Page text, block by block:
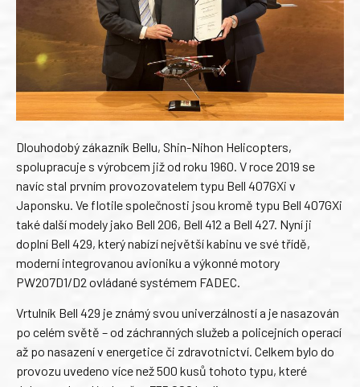
Dlouhodobý zákazník Bellu, Shin-Nihon Helicopters,
spolupracuje s výrobcem již od roku 1960. V roce 2019 se
navíc stal prvním provozovatelem typu Bell 407GXi v
Japonsku. Ve flotile společnosti jsou kromě typu Bell 407GXi
také další modely jako Bell 206, Bell 412 a Bell 427. Nyní ji
doplní Bell 429, který nabízí největší kabinu ve své třídě,
moderní integrovanou avioniku a výkonné motory
PW207D1/D2 ovládané systémem FADEC.
Vrtulník Bell 429 je známý svou univerzálností a je nasazován
po celém světě – od záchranných služeb a policejních operací
až po nasazení v energetice či zdravotnictví. Celkem bylo do
provozu uvedeno více než 500 kusů tohoto typu, které